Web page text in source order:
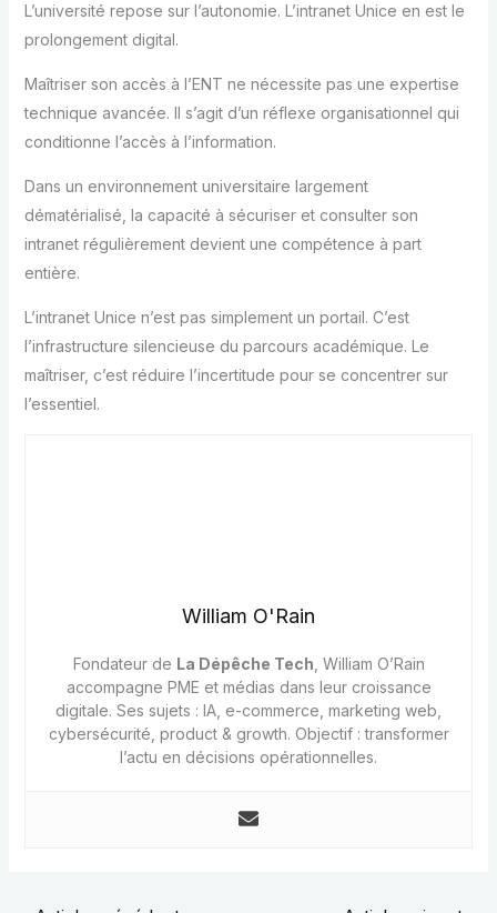
L’université repose sur l’autonomie. L’intranet Unice en est le
prolongement digital.
Maîtriser son accès à l’ENT ne nécessite pas une expertise
technique avancée. Il s’agit d’un réflexe organisationnel qui
conditionne l’accès à l’information.
Dans un environnement universitaire largement
dématérialisé, la capacité à sécuriser et consulter son
intranet régulièrement devient une compétence à part
entière.
L’intranet Unice n’est pas simplement un portail. C’est
l’infrastructure silencieuse du parcours académique. Le
maîtriser, c’est réduire l’incertitude pour se concentrer sur
l’essentiel.
William O'Rain
Fondateur de La Dépêche Tech, William O’Rain
accompagne PME et médias dans leur croissance
digitale. Ses sujets : IA, e-commerce, marketing web,
cybersécurité, product & growth. Objectif : transformer
l’actu en décisions opérationnelles.